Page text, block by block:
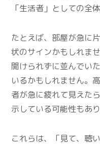
「生活者」としての全
たとえば、部屋が急に
状のサインかもしれま
開けられずに並んでい
いるかもしれません。
者が急に疲れて見えた
示している可能性もあり
これらは、「見て、聴